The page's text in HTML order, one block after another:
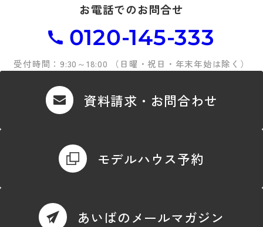
お電話でのお問合せ
0120-145-333
受付時間：9:30～18:00 （日曜・祝日・年末年始は除く）
資料請求・お問合わせ
モデルハウス予約
あいばのメールマガジン